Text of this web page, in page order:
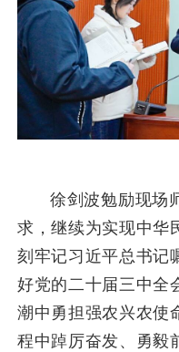
徐剑波勉励现场
求，继续为实现中华
刻牢记习近平总书记
好党的二十届三中全
潮中勇担强农兴农使
程中踔厉奋发、勇毅